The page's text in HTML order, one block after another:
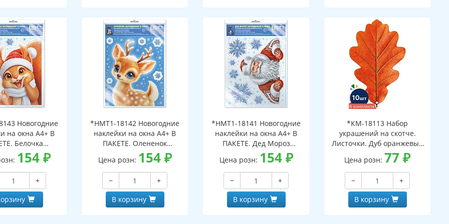
Новогодние
на окна А4+ В
Белочка
в окно (видны
сторон,
в
упаковке,
и клеевым
154₽
+
*НМТ1-18142 Новогодние
наклейки на окна А4+ В
ПАКЕТЕ. Олененок
заглядывает в окно (видны
с обеих сторон,
многоразовые, в
индивидуальной упаковке,
с европодвесом и клеевым
клапаном)
Цена розн: 154₽
−
+
В корзину
*НМТ1-18141 Новогодние
наклейки на окна А4+ В
ПАКЕТЕ. Дед Мороз
заглядывает в окно (видны
с обеих сторон,
многоразовые, в
индивидуальной упаковке,
с европодвесом и клеевым
клапаном)
Цена розн: 154₽
−
+
В корзину
*КМ-18113 Набор
украшений на скотче.
Листочки. Дуб оранжевый
(10 шт. в наборе,
двухсторонняя, ВД-лак)
Цена розн: 77₽
−
+
В корзину